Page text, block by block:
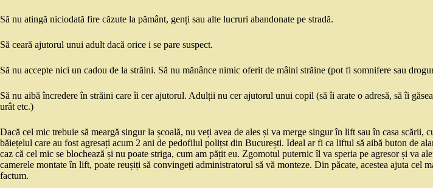
Să nu atingă niciodată fire căzute la pământ, genți sau alte lucruri abandonate pe stradă.
Să ceară ajutorul unui adult dacă orice i se pare suspect.
Să nu accepte nici un cadou de la străini. Să nu mănânce nimic oferit de mâini străine (pot fi somnifere sau
Să nu aibă încredere în străini care îi cer ajutorul. Adulții nu cer ajutorul unui copil (să îi arate o adresă, să îi
urât etc.)
Dacă cel mic trebuie să meargă singur la școală, nu veți avea de ales și va merge singur în lift sau în casa scării,
băiețelul care au fost agresați acum 2 ani de pedofilul polițst din București. Ideal ar fi ca liftul să aibă buton de
caz că cel mic se blochează și nu poate striga, cum am pățit eu. Zgomotul puternic îl va speria pe agresor și va
camerele montate în lift, poate reușiți să convingeți administratorul să vă monteze. Din păcate, acestea ajuta cel
factum.